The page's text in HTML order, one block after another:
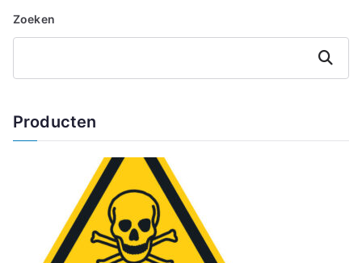
Zoeken
Zoeken
Producten